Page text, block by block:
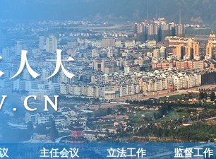
主任会议 立法工作 监督工作